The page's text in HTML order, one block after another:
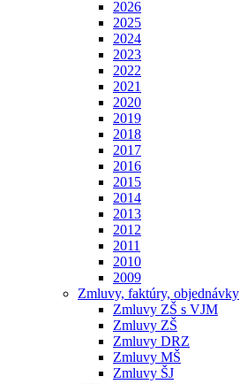
2026
2025
2024
2023
2022
2021
2020
2019
2018
2017
2016
2015
2014
2013
2012
2011
2010
2009
Zmluvy, faktúry, objednávky
Zmluvy ZŠ s VJM
Zmluvy ZŠ
Zmluvy DRZ
Zmluvy MŠ
Zmluvy ŠJ